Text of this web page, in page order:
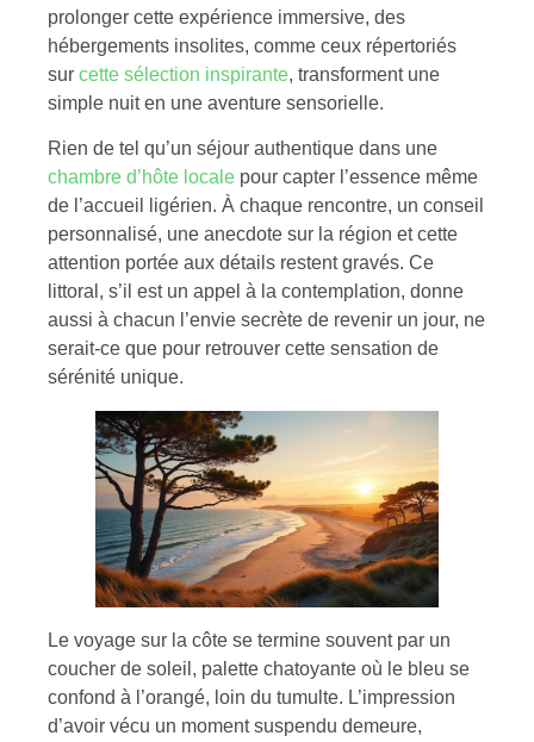
prolonger cette expérience immersive, des
hébergements insolites, comme ceux répertoriés
sur cette sélection inspirante, transforment une
simple nuit en une aventure sensorielle.
Rien de tel qu’un séjour authentique dans une
chambre d’hôte locale pour capter l’essence même
de l’accueil ligérien. À chaque rencontre, un conseil
personnalisé, une anecdote sur la région et cette
attention portée aux détails restent gravés. Ce
littoral, s’il est un appel à la contemplation, donne
aussi à chacun l’envie secrète de revenir un jour, ne
serait-ce que pour retrouver cette sensation de
sérénité unique.
Le voyage sur la côte se termine souvent par un
coucher de soleil, palette chatoyante où le bleu se
confond à l’orangé, loin du tumulte. L’impression
d’avoir vécu un moment suspendu demeure,